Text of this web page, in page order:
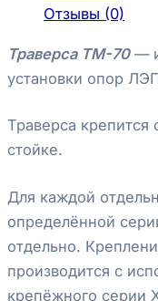
Отзывы (0)
Траверса ТМ-70—
установки опор
Траверса
стойке.
Для каждой
определённой
отдельно.
производится с
крепёжного серии